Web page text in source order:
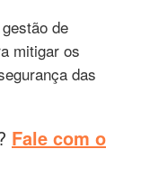
de
mitigar os
das
Fale com o